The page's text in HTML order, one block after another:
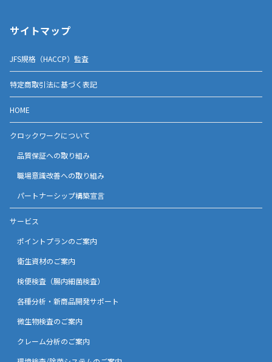
サイトマップ
JFS規格（HACCP）監査
特定商取引法に基づく表記
HOME
クロックワークについて
品質保証への取り組み
職場意識改善への取り組み
パートナーシップ構築宣言
サービス
ポイントプランのご案内
衛生資材のご案内
検便検査（腸内細菌検査）
各種分析・新商品開発サポート
微生物検査のご案内
クレーム分析のご案内